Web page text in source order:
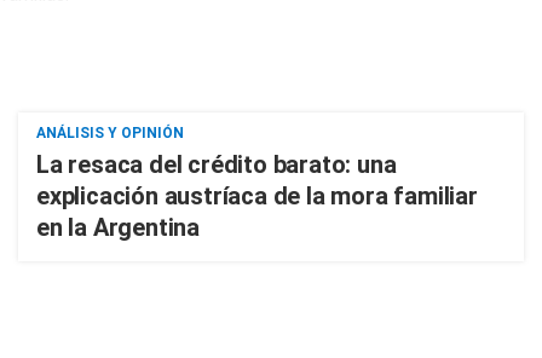
ANÁLISIS Y OPINIÓN
La resaca del crédito barato: una
explicación austríaca de la mora familiar
en la Argentina